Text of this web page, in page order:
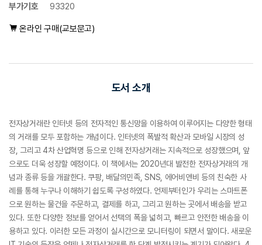
부가기호 93320
온라인 구매(교보문고)
도서 소개
전자상거래란 인터넷 등의 전자적인 통신망을 이용하여 이루어지는 다양한 형태
의 거래를 모두 포함하는 개념이다. 인터넷의 폭발적 확산과 모바일 시장의 성
장, 그리고 4차 산업혁명 등으로 인해 전자상거래는 지속적으로 성장했으며, 앞
으로도 더욱 성장할 예정이다. 이 책에서는 2020년대 발전한 전자상거래의 개
념과 종류 등을 개괄한다. 쿠팡, 배달의민족, SNS, 에어비앤비 등의 친숙한 사
례를 통해 누구나 이해하기 쉽도록 구성하였다. 언제부터인가 우리는 스마트폰
으로 원하는 물건을 주문하고, 결제를 하고, 그리고 원하는 곳에서 배송을 받고
있다. 또한 다양한 정보를 얻어서 선택의 폭을 넓히고, 빠르고 안전한 배송을 이
용하고 있다. 이러한 모든 과정이 실시간으로 모니터링이 되면서 말이다. 새로운